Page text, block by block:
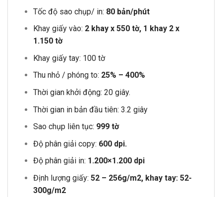
Tốc độ sao chụp/ in: 80 bản/phút
Khay giấy vào: 2 khay x 550 tờ, 1 khay 2 x
1.150 tờ
Khay giấy tay: 100 tờ
Thu nhỏ / phóng to: 25% – 400%
Thời gian khởi động: 20 giây.
Thời gian in bản đầu tiên: 3.2 giây
Sao chụp liên tục: 999 tờ
Độ phân giải copy: 600 dpi.
Độ phân giải in: 1.200×1.200 dpi
Định lượng giấy: 52 – 256g/m2, khay tay: 52-
300g/m2